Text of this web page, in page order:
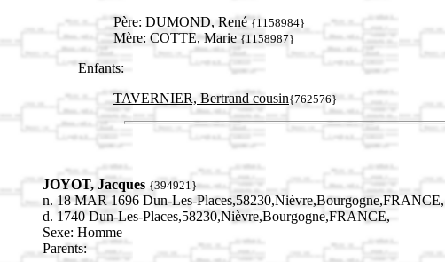
Père: DUMOND, René{1158984}
Mère: COTTE, Marie {1158987}
Enfants:
TAVERNIER, Bertrand cousin{762576}
JOYOT, Jacques {394921}
n. 18 MAR 1696 Dun-Les-Places,58230,Nièvre,Bourgogne,FRANCE,
d. 1740 Dun-Les-Places,58230,Nièvre,Bourgogne,FRANCE,
Sexe: Homme
Parents: